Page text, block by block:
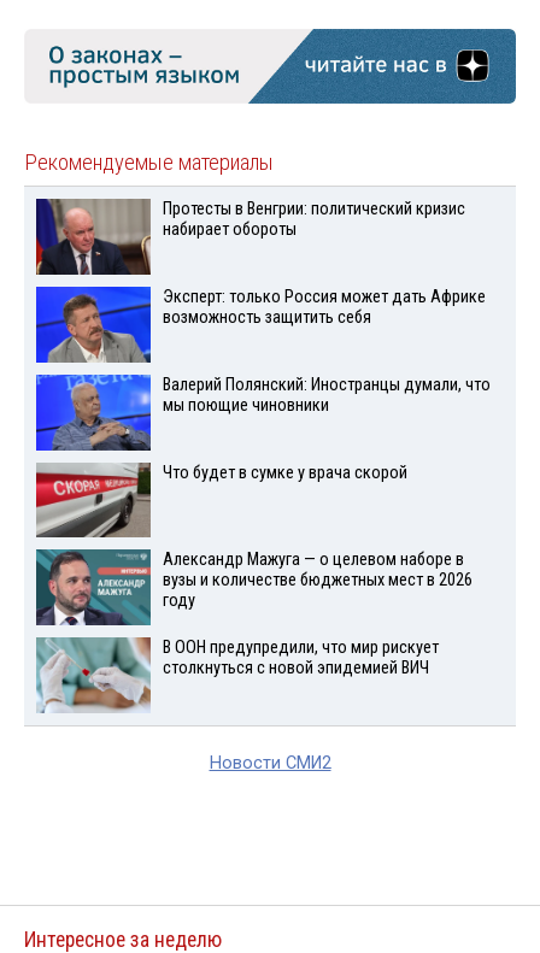
Рекомендуемые материалы
Протесты в Венгрии: политический кризис
набирает обороты
Эксперт: только Россия может дать Африке
возможность защитить себя
Валерий Полянский: Иностранцы думали, что
мы поющие чиновники
Что будет в сумке у врача скорой
Александр Мажуга — о целевом наборе в
вузы и количестве бюджетных мест в 2026
году
В ООН предупредили, что мир рискует
столкнуться с новой эпидемией ВИЧ
Новости СМИ2
Интересное за неделю